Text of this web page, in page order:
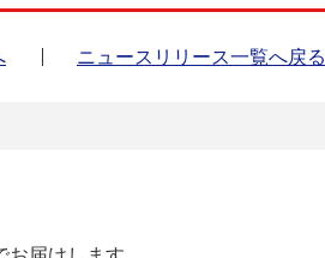
ニュースリリース一覧へ戻る